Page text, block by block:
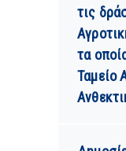
τις
τα
Ταμείο